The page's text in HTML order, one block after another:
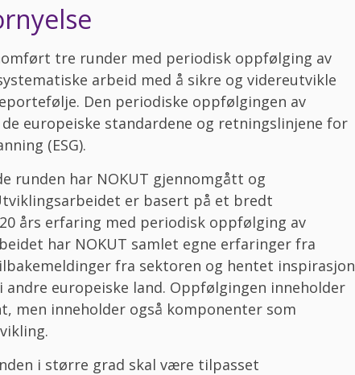
tre runder med periodisk oppfølging av
arbeid med å sikre og videreutvikle
Den periodiske oppfølgingen av
europeiske standardene og retningslinjene for
(ESG).
runden har NOKUT gjennomgått og
er basert på et bredt
års erfaring med periodisk oppfølging av
har NOKUT samlet egne erfaringer fra
fra sektoren og hentet inspirasjon
europeiske land. Oppfølgingen inneholder
men inneholder også komponenter som
i større grad skal være tilpasset